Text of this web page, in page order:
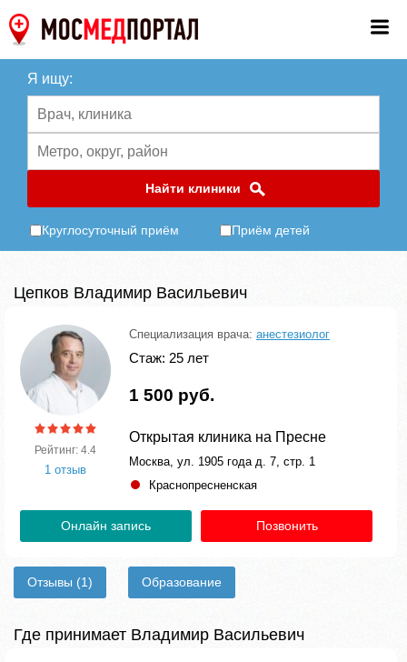
Я ищу:
Найти клиники
Круглосуточный приём Приём детей
Цепков Владимир Васильевич
Рейтинг: 4.4
1 отзыв
Специализация врача: анестезиолог
Стаж: 25 лет
1 500 руб.
Открытая клиника на Пресне
Москва, ул. 1905 года д. 7, стр. 1
Краснопресненская
Онлайн запись Позвонить
Отзывы (1) Образование
Где принимает Владимир Васильевич